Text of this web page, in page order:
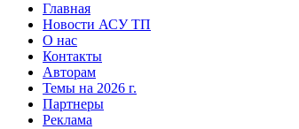
Главная
Новости АСУ ТП
О нас
Контакты
Авторам
Темы на 2026 г.
Партнеры
Реклама